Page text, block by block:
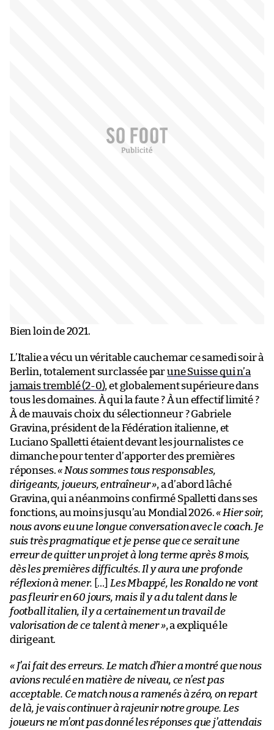
Bien loin de 2021.
L’Italie a vécu un véritable cauchemar ce samedi soir à
Berlin, totalement surclassée parune Suisse qui n’a
jamais tremblé (2-0), et globalement supérieure dans
tous les domaines. À qui la faute ? À un effectif limité ?
À de mauvais choix du sélectionneur ? Gabriele
Gravina, président de la Fédération italienne, et
Luciano Spalletti étaient devant les journalistes ce
dimanche pour tenter d’apporter des premières
réponses.« Nous sommes tous responsables,
dirigeants, joueurs, entraîneur », a d’abord lâché
Gravina, qui a néanmoins confirmé Spalletti dans ses
fonctions, au moins jusqu’au Mondial 2026.« Hier soir,
nous avons eu une longue conversation avec le coach. Je
suis très pragmatique et je pense que ce serait une
erreur de quitter un projet à long terme après 8 mois,
dès les premières difficultés. Il y aura une profonde
réflexion à mener. […] Les Mbappé, les Ronaldo ne vont
pas fleurir en 60 jours, mais il y a du talent dans le
football italien, il y a certainement un travail de
valorisation de ce talent à mener», a expliqué le
dirigeant.
« J’ai fait des erreurs. Le match d’hier a montré que nous
avions reculé en matière de niveau, ce n’est pas
acceptable. Ce match nous a ramenés à zéro, on repart
de là, je vais continuer à rajeunir notre groupe. Les
joueurs ne m’ont pas donné les réponses que j’attendais